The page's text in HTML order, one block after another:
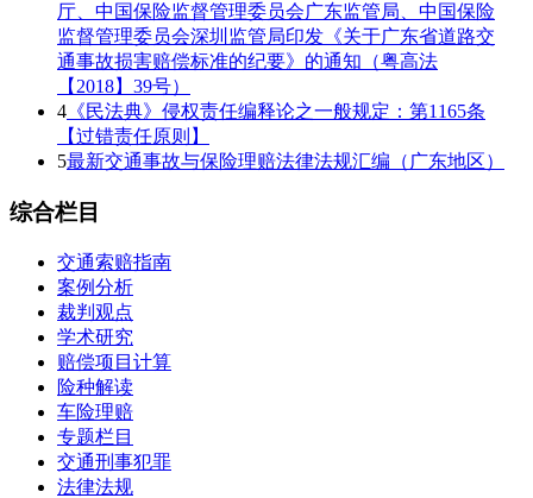
厅、中国保险监督管理委员会广东监管局、中国保险
监督管理委员会深圳监管局印发《关于广东省道路交
通事故损害赔偿标准的纪要》的通知（粤高法
【2018】39号）
4 《民法典》侵权责任编释论之一般规定：第1165条
【过错责任原则】
5最新交通事故与保险理赔法律法规汇编（广东地区）
综合栏目
交通索赔指南
案例分析
裁判观点
学术研究
赔偿项目计算
险种解读
车险理赔
专题栏目
交通刑事犯罪
法律法规